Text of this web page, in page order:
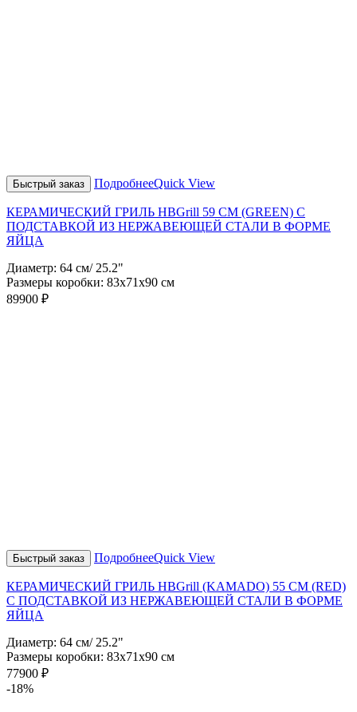
Быстрый заказ ПодробнееQuick View
КЕРАМИЧЕСКИЙ ГРИЛЬ HBGrill 59 СМ (GREEN) С
ПОДСТАВКОЙ ИЗ НЕРЖАВЕЮЩЕЙ СТАЛИ В ФОРМЕ
ЯЙЦА
Диаметр: 64 см/ 25.2"
Размеры коробки: 83х71х90 см
89900 ₽
Быстрый заказ ПодробнееQuick View
КЕРАМИЧЕСКИЙ ГРИЛЬ HBGrill (KAMADO) 55 СМ (RED)
С ПОДСТАВКОЙ ИЗ НЕРЖАВЕЮЩЕЙ СТАЛИ В ФОРМЕ
ЯЙЦА
Диаметр: 64 см/ 25.2"
Размеры коробки: 83х71х90 см
77900 ₽
-18%